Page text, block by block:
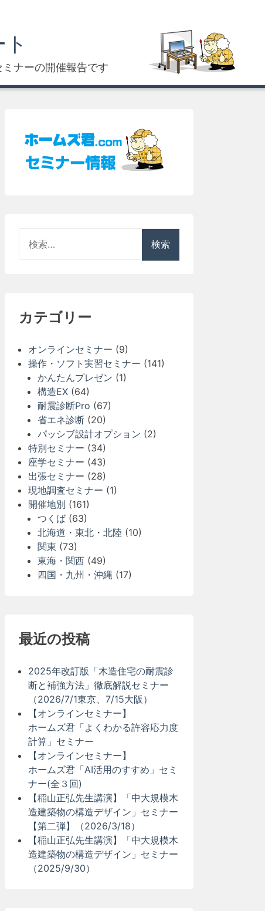
ナーの開催報告です
索:
カテゴリー
オンラインセミナー (9)
操作・ソフト実習セミナー (141)
かんたんプレゼン (1)
構造EX (64)
耐震診断Pro (67)
省エネ診断 (20)
パッシブ設計オプション (2)
特別セミナー (34)
座学セミナー (43)
出張セミナー (28)
現地調査セミナー (1)
開催地別 (161)
つくば (63)
北海道・東北・北陸 (10)
関東 (73)
東海・関西 (49)
四国・九州・沖縄 (17)
最近の投稿
2025年改訂版「木造住宅の耐震診
断と補強方法」徹底解説セミナー
（2026/7/1東京、7/15大阪）
【オンラインセミナー】
ホームズ君「よくわかる許容応力度
計算」セミナー
【オンラインセミナー】
ホームズ君「AI活用のすすめ」セミ
ナー(全３回)
【稲山正弘先生講演】「中大規模木
造建築物の構造デザイン」セミナー
【第二弾】（2026/3/18）
【稲山正弘先生講演】「中大規模木
造建築物の構造デザイン」セミナー
（2025/9/30）